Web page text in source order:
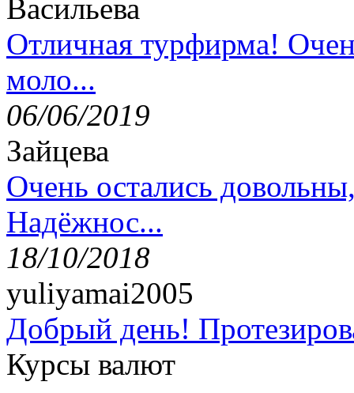
Васильева
Отличная турфирма!
моло...
06/06/2019
Зайцева
Очень остались
Надёжнос...
18/10/2018
yuliyamai2005
Добрый день!
Курсы валют